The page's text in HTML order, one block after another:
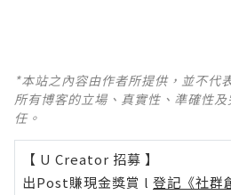
*本站之內容由作者所提供，並不代
所有博客的立場、真實性、準確性
任。
【 U Creator 招募 】
出Post賺現金獎賞 l 登記《社群